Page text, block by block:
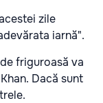
zile
iarnă".
friguroasă va
Dacă sunt